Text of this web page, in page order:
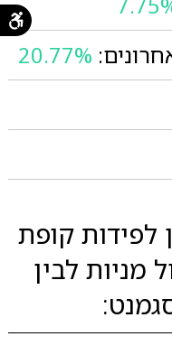
20.77%
לפידות קופת
לבין